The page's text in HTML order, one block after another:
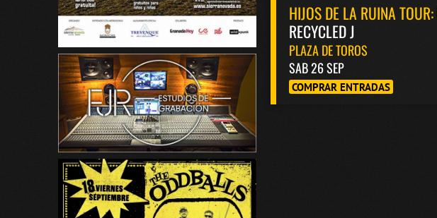
HIJOS DE LA RUINA TOUR:
RECYCLED J
PLAZA DE TOROS
SAB 26 SEP
COMPRAR ENTRADAS